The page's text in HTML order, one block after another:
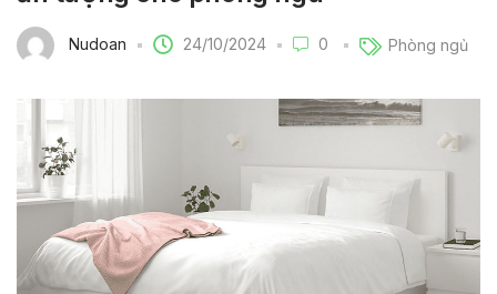
Nudoan 24/10/2024 0 Phòng ngủ